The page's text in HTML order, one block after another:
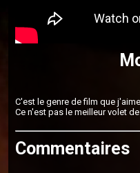
C'est le genre de film que
Ce n'est pas le meilleur volet
Commentaires